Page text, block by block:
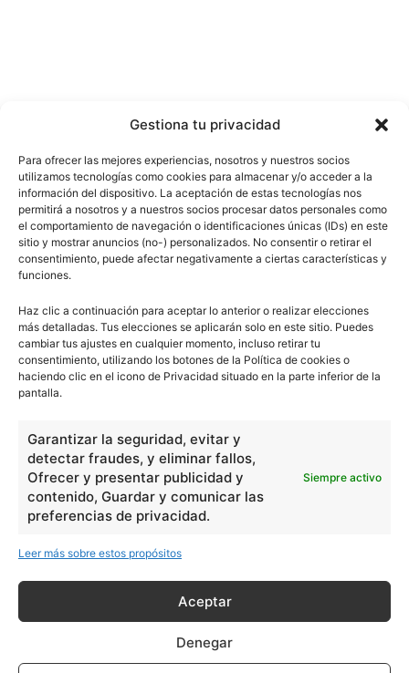
Gestiona tu privacidad
Para ofrecer las mejores experiencias, nosotros y nuestros socios
utilizamos tecnologías como cookies para almacenar y/o acceder a la
información del dispositivo. La aceptación de estas tecnologías nos
permitirá a nosotros y a nuestros socios procesar datos personales como
el comportamiento de navegación o identificaciones únicas (IDs) en este
sitio y mostrar anuncios (no-) personalizados. No consentir o retirar el
consentimiento, puede afectar negativamente a ciertas características y
funciones.
Haz clic a continuación para aceptar lo anterior o realizar elecciones
más detalladas. Tus elecciones se aplicarán solo en este sitio. Puedes
cambiar tus ajustes en cualquier momento, incluso retirar tu
consentimiento, utilizando los botones de la Política de cookies o
haciendo clic en el icono de Privacidad situado en la parte inferior de la
pantalla.
Garantizar la seguridad, evitar y
detectar fraudes, y eliminar fallos,
Ofrecer y presentar publicidad y
contenido, Guardar y comunicar las
preferencias de privacidad.
Siempre activo
Leer más sobre estos propósitos
Aceptar
Denegar